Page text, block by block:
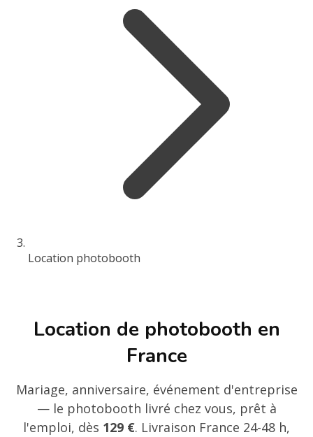
Location photobooth
Location de photobooth en
France
Mariage, anniversaire, événement d'entreprise
— le photobooth livré chez vous, prêt à
l'emploi, dès 129 €. Livraison France 24-48 h,